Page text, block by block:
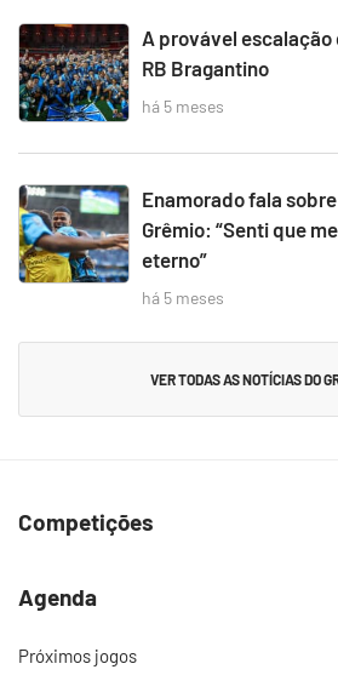
A provável escalação
RB Bragantino
há 5 meses
Enamorado fala
Grêmio: “Senti que
eterno”
há 5 meses
VER TODAS AS NOTÍCIAS DO
Competições
Agenda
Próximos jogos